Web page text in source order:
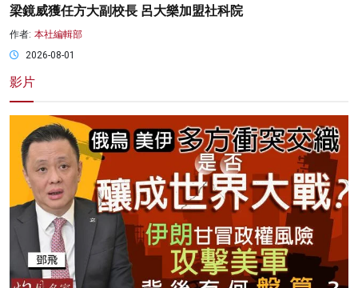
梁鏡威獲任方大副校長 呂大樂加盟社科院
作者: 本社編輯部
2026-08-01
影片